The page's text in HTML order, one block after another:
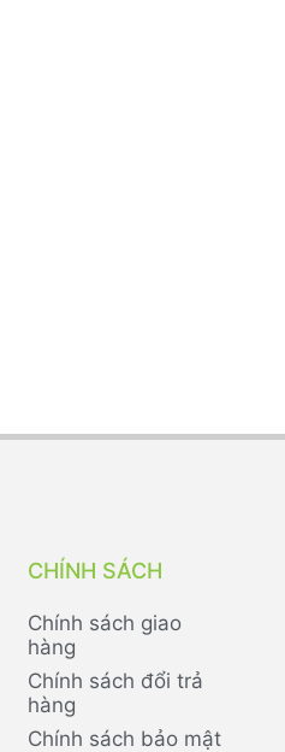
CHÍNH SÁCH
Chính sách giao
hàng
Chính sách đổi trả
hàng
Chính sách bảo mật